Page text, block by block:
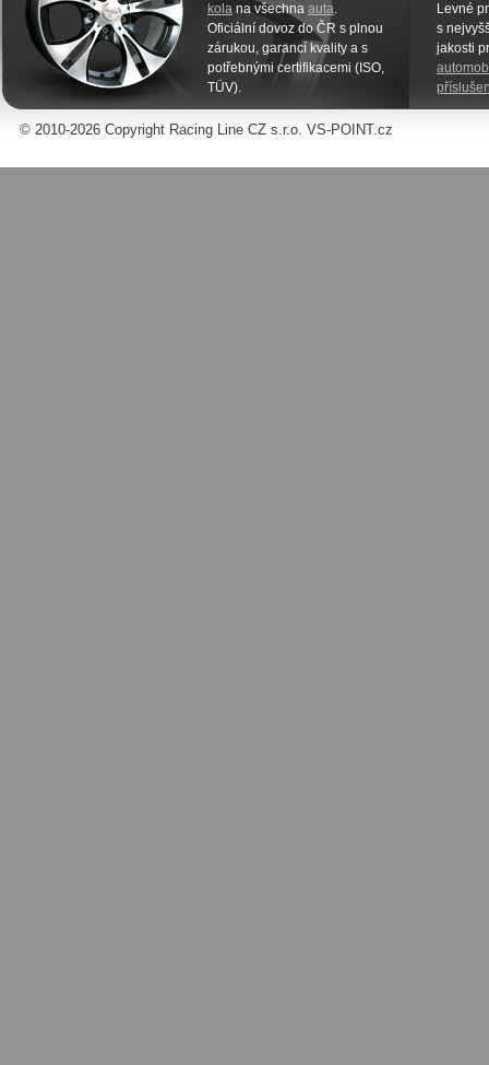
kola na všechna auta.
Oficiální dovoz do ČR s plnou
zárukou, garancí kvality a s
potřebnými certifikacemi (ISO,
TÜV).
Levné
s
jakosti
© 2010-2026 Copyright Racing Line CZ s.r.o. VS-POINT.cz